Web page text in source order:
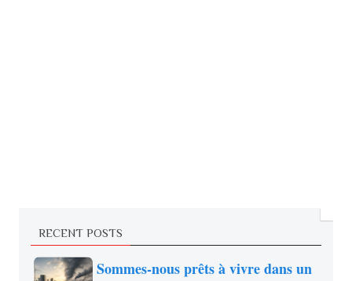
RECENT POSTS
Sommes-nous prêts à vivre dans un